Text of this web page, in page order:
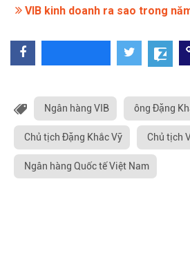
VIB kinh doanh ra sao trong
Ngân hàng VIB ông Đặng
Chủ tịch Đặng Khắc Vỹ Chủ tịch
Ngân hàng Quốc tế Việt Nam